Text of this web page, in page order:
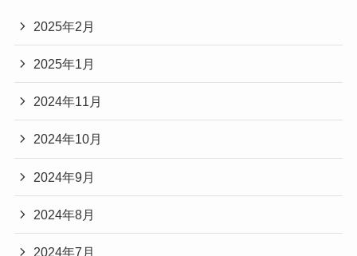
2025年2月
2025年1月
2024年11月
2024年10月
2024年9月
2024年8月
2024年7月